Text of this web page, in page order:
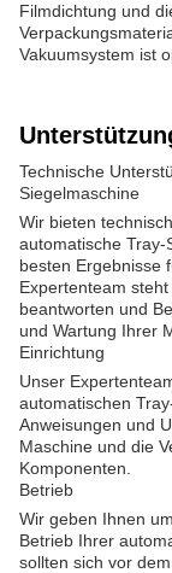
Filmdichtung und
Vakuumsystem ist
Technische
Siegelmaschine
Wir bieten
automatische
besten Ergebnisse
Expertenteam
beantworten und
und Wartung Ihrer
Einrichtung
Unser
automatischen
Anweisungen und
Maschine und die
Komponenten.
Betrieb
Wir geben Ihnen
Betrieb Ihrer
sollten sich vor